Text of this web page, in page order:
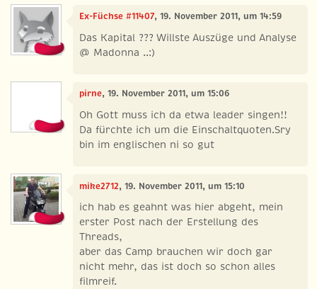
Ex-Füchse #11407, 19. November 2011, um 14:59
Das Kapital ??? Willste Auszüge und Analyse
@ Madonna ..:)
pirne, 19. November 2011, um 15:06
Oh Gott muss ich da etwa leader singen!!
Da fürchte ich um die Einschaltquoten.Sry
bin im englischen ni so gut
mike2712, 19. November 2011, um 15:10
ich hab es geahnt was hier abgeht, mein
erster Post nach der Erstellung des
Threads,
aber das Camp brauchen wir doch gar
nicht mehr, das ist doch so schon alles
filmreif.